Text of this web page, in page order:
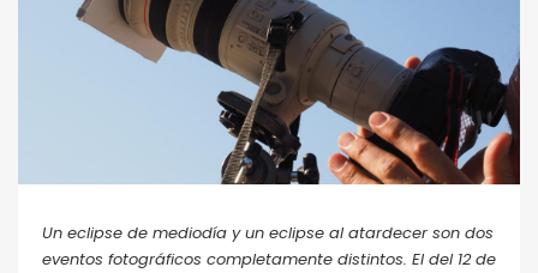
Un eclipse de mediodía y un eclipse al atardecer son dos
eventos fotográficos completamente distintos. El del 12 de